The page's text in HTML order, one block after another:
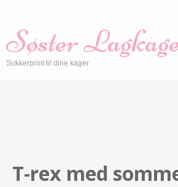
content
(Press
Søster
Sukkerprint til dine kager
T-rex med